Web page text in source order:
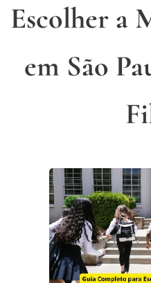
Escolher a
em São